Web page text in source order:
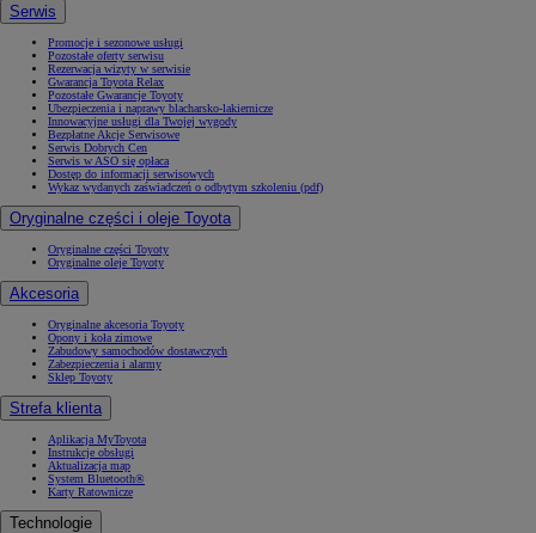
Serwis
Promocje i sezonowe usługi
Pozostałe oferty serwisu
Rezerwacja wizyty w serwisie
Gwarancja Toyota Relax
Pozostałe Gwarancje Toyoty
Ubezpieczenia i naprawy blacharsko-lakiernicze
Innowacyjne usługi dla Twojej wygody
Bezpłatne Akcje Serwisowe
Serwis Dobrych Cen
Serwis w ASO się opłaca
Dostęp do informacji serwisowych
Wykaz wydanych zaświadczeń o odbytym szkoleniu (pdf)
Oryginalne części i oleje Toyota
Oryginalne części Toyoty
Oryginalne oleje Toyoty
Akcesoria
Oryginalne akcesoria Toyoty
Opony i koła zimowe
Zabudowy samochodów dostawczych
Zabezpieczenia i alarmy
Sklep Toyoty
Strefa klienta
Aplikacja MyToyota
Instrukcje obsługi
Aktualizacja map
System Bluetooth®
Karty Ratownicze
Technologie